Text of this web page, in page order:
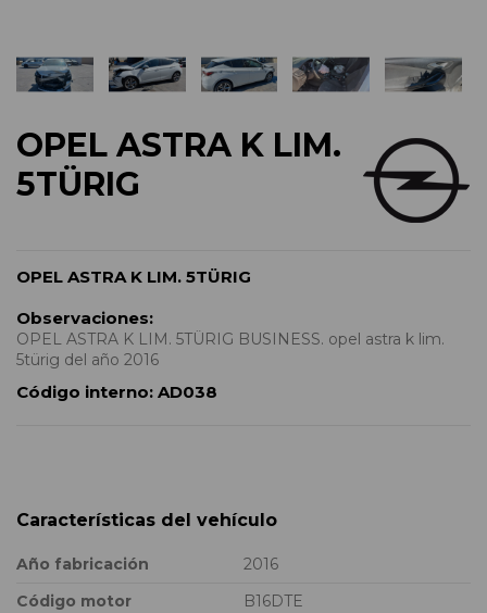
OPEL ASTRA K LIM.
5TÜRIG
OPEL ASTRA K LIM. 5TÜRIG
Observaciones:
OPEL ASTRA K LIM. 5TÜRIG BUSINESS. opel astra k lim.
5türig del año 2016
Código interno: AD038
Características del vehículo
Año fabricación
2016
Código motor
B16DTE